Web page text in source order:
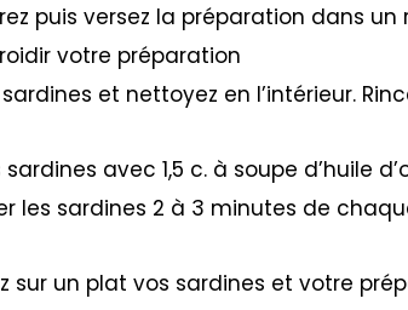
puis versez la préparation dans un
votre préparation
et nettoyez en l’intérieur.
sardines avec 1,5 c. à soupe d’huile
les sardines 2 à 3 minutes de
sur un plat vos sardines et votre